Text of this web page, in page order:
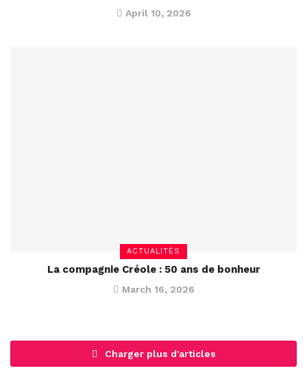
April 10, 2026
ACTUALITÉS
La compagnie Créole : 50 ans de bonheur
March 16, 2026
Charger plus d'articles